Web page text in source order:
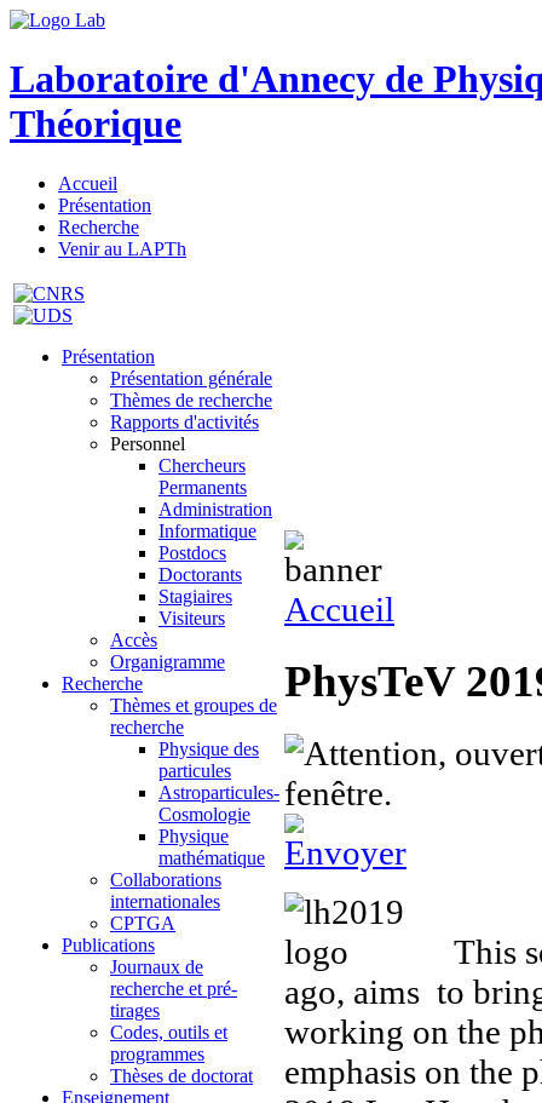
Laboratoire d'Annecy de
Théorique
Accueil
Présentation
Recherche
Venir au LAPTh
Présentation
Présentation générale
Thèmes de recherche
Rapports d'activités
Personnel
Chercheurs
Permanents
Administration
Informatique
Postdocs
Doctorants
Stagiaires
Visiteurs
Accès
Organigramme
Recherche
Thèmes et groupes de
recherche
Physique des
particules
Astroparticules-
Cosmologie
Physique
mathématique
Collaborations
internationales
CPTGA
Publications
Journaux de
recherche et pré-
tirages
Codes, outils et
programmes
Thèses de doctorat
Enseignement
Accueil
PhysTeV
This
ago, aims to
working on the
emphasis on the